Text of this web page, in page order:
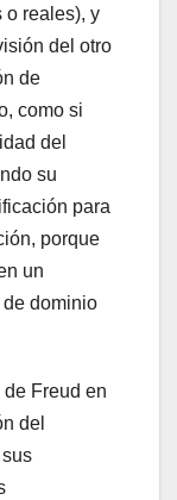
o reales), y
del otro
de
como si
del
su
para
porque
un
de dominio
Freud en
del